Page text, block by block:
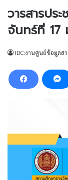
วารสารป
จันทร์ที่ 17
IDC:งานศูนย์ข้อมูลส